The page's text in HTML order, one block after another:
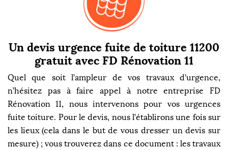
Un devis urgence fuite de toiture 11200
gratuit avec FD Rénovation 11
Quel que soit l’ampleur de vos travaux d’urgence,
n’hésitez pas à faire appel à notre entreprise FD
Rénovation 11, nous intervenons pour vos urgences
fuite toiture. Pour le devis, nous l’établirons une fois sur
les lieux (cela dans le but de vous dresser un devis sur
mesure) ; vous trouverez dans ce document : les travaux